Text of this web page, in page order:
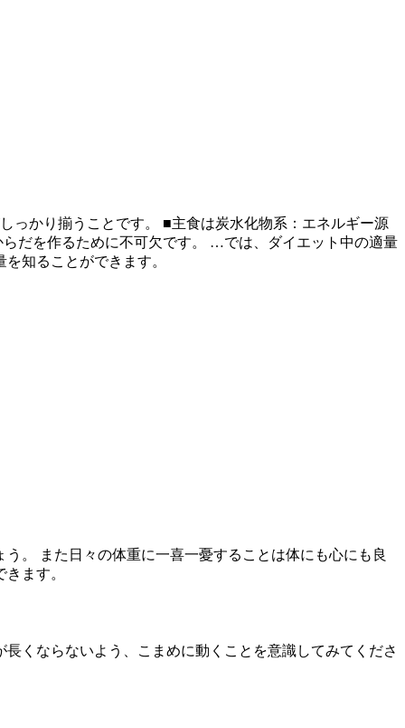
っかり揃うことです。 ■主食は炭水化物系：エネルギー源
だを作るために不可欠です。 …では、ダイエット中の適量
知ることができます。
。 また日々の体重に一喜一憂することは体にも心にも良
ます。
くならないよう、こまめに動くことを意識してみてくださ